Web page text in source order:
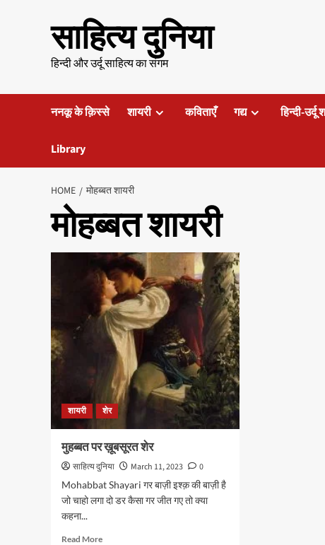
साहित्य दुनिया
हिन्दी और उर्दू साहित्य का संगम
ननकू के क़िस्से शायरी कविताएँ गद्य हिन्दी-उर्दू
Library
HOME मोहब्बत शायरी
मोहब्बत शायरी
शायरी शेर
मुहब्बत पर ख़ूबसूरत शेर
साहित्य दुनिया March 11, 2023
0
Mohabbat Shayari गर बाज़ी इश्क़ की बाज़ी है
जो चाहो लगा दो डर कैसा गर जीत गए तो क्या
कहना...
Read MoreRead